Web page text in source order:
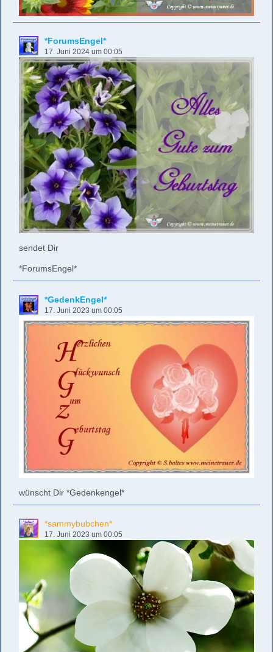
*ForumsEngel*
17. Juni 2024 um 00:05
sendet Dir
*ForumsEngel*
*GedenkEngel*
17. Juni 2023 um 00:05
wünscht Dir *Gedenkengel*
*sammybubchen*
17. Juni 2023 um 00:05